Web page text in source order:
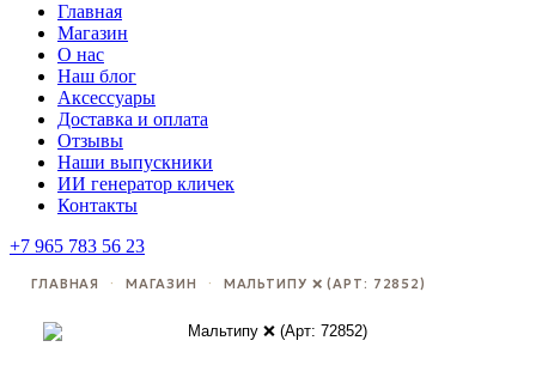
Главная
Магазин
О нас
Наш блог
Аксессуары
Доставка и оплата
Отзывы
Наши выпускники
ИИ генератор кличек
Контакты
+7 965 783 56 23
ГЛАВНАЯ · МАГАЗИН · МАЛЬТИПУ ❌ (АРТ: 72852)